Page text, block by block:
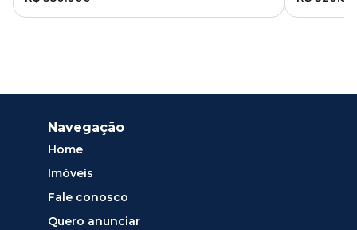
Navegação
Home
Imóveis
Fale conosco
Quero anunciar